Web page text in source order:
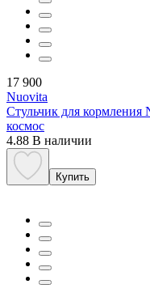
17 900
Nuovita
Стульчик для кормления
космос
4.88 В наличии
Купить